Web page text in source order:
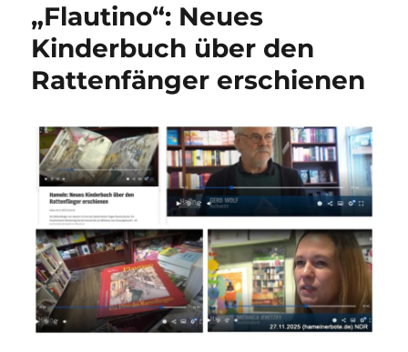
„Flautino“: Neues
Kinderbuch über den
Rattenfänger erschienen